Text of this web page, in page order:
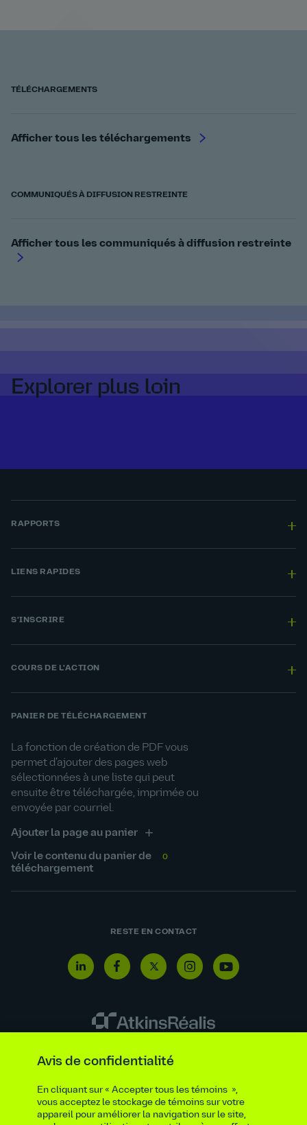
TÉLÉCHARGEMENTS
Afficher tous les téléchargements
COMMUNIQUÉS À DIFFUSION RESTREINTE
Afficher tous les communiqués à diffusion restreinte
Explorer plus loin
RAPPORTS
LIENS RAPIDES
S'INSCRIRE
COURS DE L'ACTION
PANIER DE TÉLÉCHARGEMENT
La fonction de création de PDF vous
permet d’ajouter des pages web
sélectionnées à une liste qui peut
ensuite être téléchargée, imprimée ou
envoyée par courriel.
Ajouter la page au panier
Voir le contenu du panier de
téléchargement
0
RESTE EN CONTACT
Ligne de signalement
Énoncé sur l’esclavage moderne et la traite de personnes
Fournisseurs
Avis juridique
Éthique et conformité
Avis de confidentialité
En cliquant sur « Accepter tous les témoins »,
vous acceptez le stockage de témoins sur votre
appareil pour améliorer la navigation sur le site,